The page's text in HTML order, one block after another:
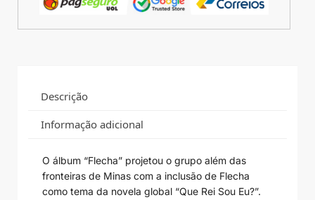
Descrição
Informação adicional
O álbum “Flecha” projetou o grupo além das
fronteiras de Minas com a inclusão de Flecha
como tema da novela global “Que Rei Sou Eu?”.